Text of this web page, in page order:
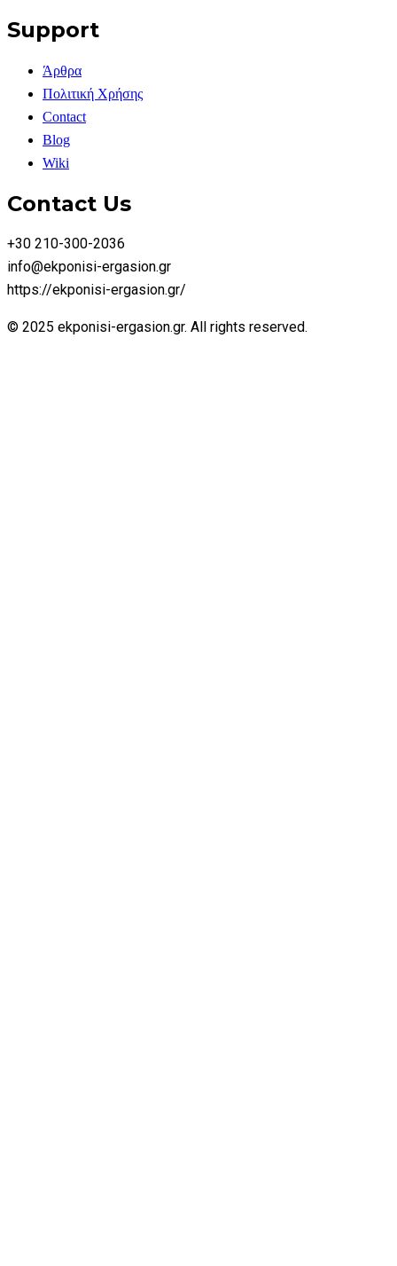
Support
Άρθρα
Πολιτική Χρήσης
Contact
Blog
Wiki
Contact Us
+30 210-300-2036
info@ekponisi-ergasion.gr
https://ekponisi-ergasion.gr/
© 2025 ekponisi-ergasion.gr. All rights reserved.